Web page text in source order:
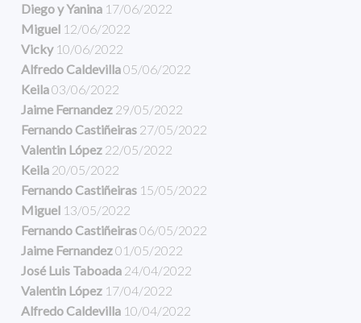
Diego y Yanina 17/06/2022
Miguel 12/06/2022
Vicky10/06/2022
Alfredo Caldevilla05/06/2022
Keila03/06/2022
Jaime Fernandez 29/05/2022
Fernando Castiñeiras 27/05/2022
Valentin López 22/05/2022
Keila 20/05/2022
Fernando Castiñeiras 15/05/2022
Miguel 13/05/2022
Fernando Castiñeiras06/05/2022
Jaime Fernandez01/05/2022
José Luis Taboada 24/04/2022
Valentin López 17/04/2022
Alfredo Caldevilla 10/04/2022